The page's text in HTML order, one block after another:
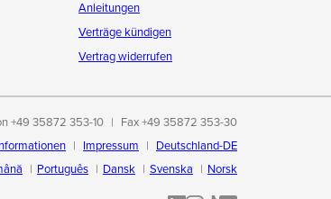
Anleitungen
Verträge kündigen
Vertrag widerrufen
+49 35872 353-10
Fax +49 35872 353-30
Impressum
Deutschland-DE
Português Dansk Svenska Norsk